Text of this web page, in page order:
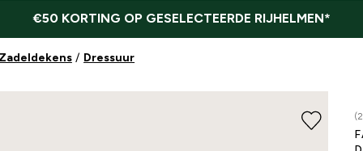
€50 KORTING OP GESELECTEERDE RIJHELMEN*
Dressuur